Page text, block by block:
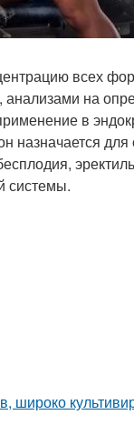
всех
на
в
назначается
системы.
широко